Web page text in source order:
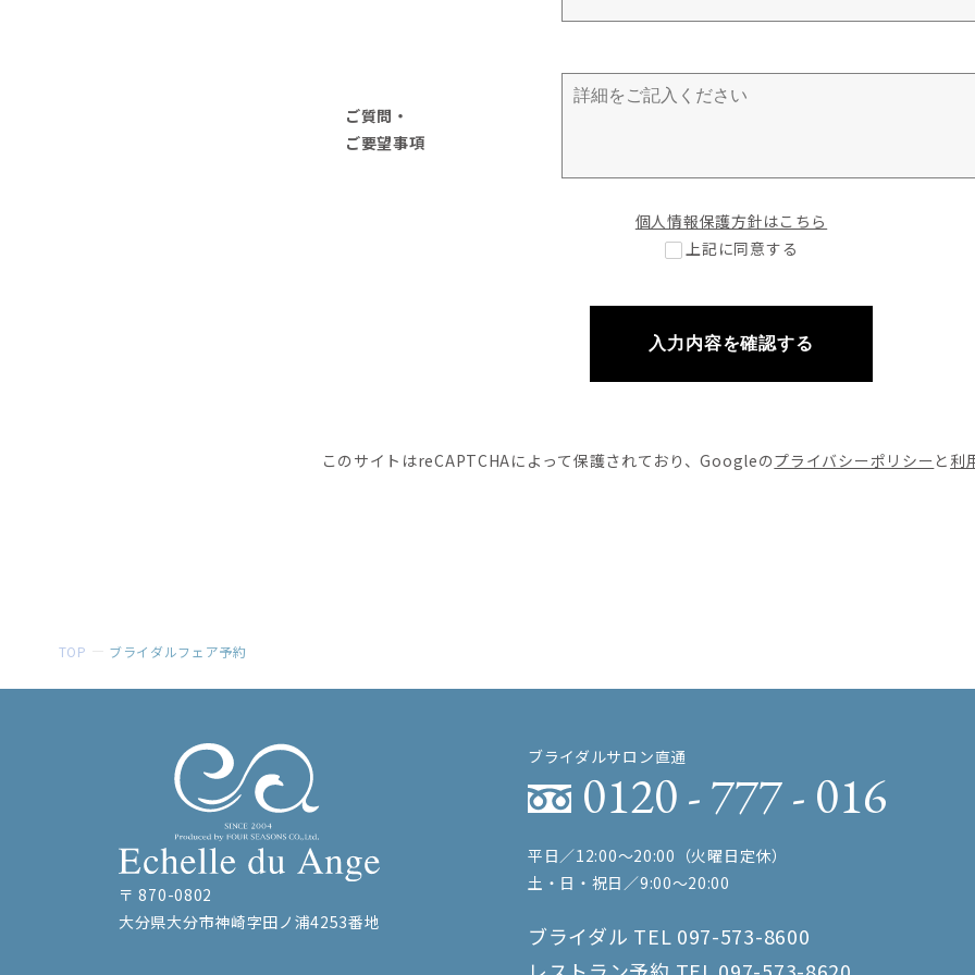
ご質問・
ご要望事項
個人情報保護方針はこちら
上記に同意する
入力内容を確認する
このサイトはreCAPTCHAによって保護されており、Googleのプライバシーポリシー と 利
TOP ブライダルフェア予約
〒 870-0802
大分県大分市神崎字田ノ浦4253番地
ブライダルサロン直通
0120 - 777 - 016
平日／12:00〜20:00（火曜日定休）
土・日・祝日／9:00〜20:00
ブライダル TEL 097-573-8600